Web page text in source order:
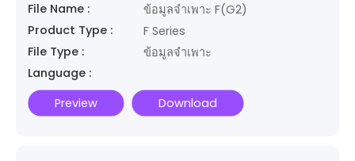
File Name :
ข้อมูลจำเพาะ F(G2)
Product Type :
F Series
File Type :
ข้อมูลจำเพาะ
Language :
Preview
Download